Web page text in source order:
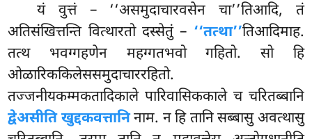
यं वुत्तं – ‘‘असमुदाचारवसेन चा’’तिआदि, तं
अतिसंखित्तन्ति वित्थारतो दस्सेतुं – ‘‘तत्था’’तिआदिमाह.
तत्थ भवग्गहणेन महग्गतभवो गहितो. सो हि
ओळारिककिलेससमुदाचाररहितो.
तज्जनीयकम्मकतादिकाले पारिवासिककाले च चरितब्बानि
द्वेअसीति खुद्दकवत्तानिनाम. न हि तानि सब्बासु अवत्थासु